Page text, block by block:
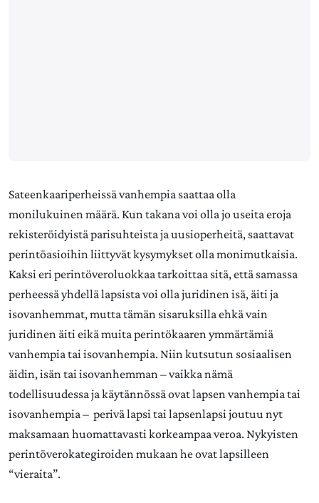
Sateenkaariperheissä vanhempia saattaa olla
monilukuinen määrä. Kun takana voi olla jo useita eroja
rekisteröidyistä parisuhteista ja uusioperheitä, saattavat
perintöasioihin liittyvät kysymykset olla monimutkaisia.
Kaksi eri perintöveroluokkaa tarkoittaa sitä, että samassa
perheessä yhdellä lapsista voi olla juridinen isä, äiti ja
isovanhemmat, mutta tämän sisaruksilla ehkä vain
juridinen äiti eikä muita perintökaaren ymmärtämiä
vanhempia tai isovanhempia. Niin kutsutun sosiaalisen
äidin, isän tai isovanhemman – vaikka nämä
todellisuudessa ja käytännössä ovat lapsen vanhempia tai
isovanhempia – perivä lapsi tai lapsenlapsi joutuu nyt
maksamaan huomattavasti korkeampaa veroa. Nykyisten
perintöverokategiroiden mukaan he ovat lapsilleen
“vieraita”.